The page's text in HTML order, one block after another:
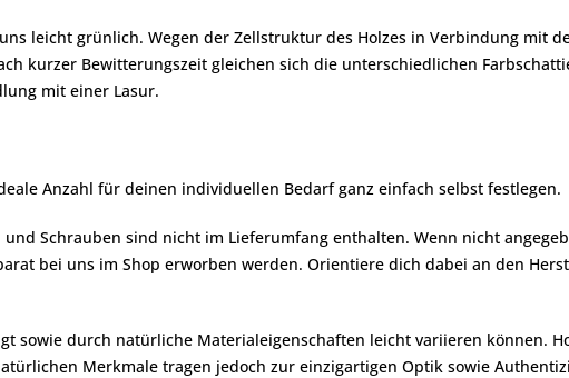
leicht grünlich. Wegen der Zellstruktur des Holzes in Verbindung mit
kurzer Bewitterungszeit gleichen sich die unterschiedlichen
mit einer Lasur.
Anzahl für deinen individuellen Bedarf ganz einfach selbst festlegen.
Schrauben sind nicht im Lieferumfang enthalten. Wenn nicht
bei uns im Shop erworben werden. Orientiere dich dabei an den
sowie durch natürliche Materialeigenschaften leicht variieren können.
Merkmale tragen jedoch zur einzigartigen Optik sowie